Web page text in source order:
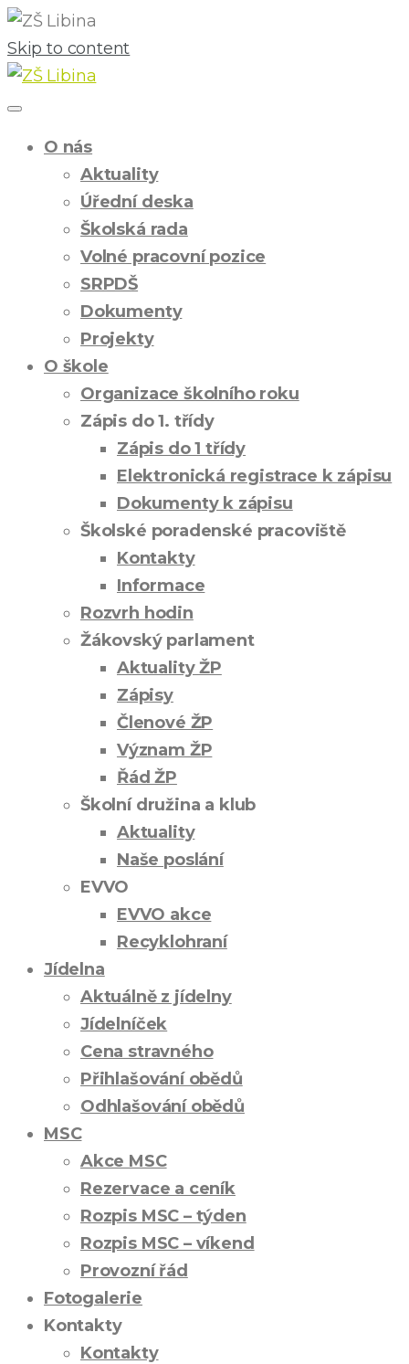
Skip to content
O nás
Aktuality
Úřední deska
Školská rada
Volné pracovní pozice
SRPDŠ
Dokumenty
Projekty
O škole
Organizace školního roku
Zápis do 1. třídy
Zápis do 1 třídy
Elektronická registrace k zápisu
Dokumenty k zápisu
Školské poradenské pracoviště
Kontakty
Informace
Rozvrh hodin
Žákovský parlament
Aktuality ŽP
Zápisy
Členové ŽP
Význam ŽP
Řád ŽP
Školní družina a klub
Aktuality
Naše poslání
EVVO
EVVO akce
Recyklohraní
Jídelna
Aktuálně z jídelny
Jídelníček
Cena stravného
Přihlašování obědů
Odhlašování obědů
MSC
Akce MSC
Rezervace a ceník
Rozpis MSC – týden
Rozpis MSC – víkend
Provozní řád
Fotogalerie
Kontakty
Kontakty